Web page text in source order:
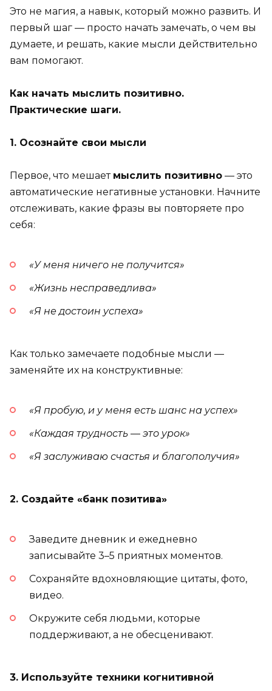
Это не магия, а навык, который можно развить. И
первый шаг — просто начать замечать, о чем вы
думаете, и решать, какие мысли действительно
вам помогают.
Как начать мыслить позитивно.
Практические шаги.
1. Осознайте свои мысли
Первое, что мешает мыслить позитивно — это
автоматические негативные установки. Начните
отслеживать, какие фразы вы повторяете про
себя:
«У меня ничего не получится»
«Жизнь несправедлива»
«Я не достоин успеха»
Как только замечаете подобные мысли —
заменяйте их на конструктивные:
«Я пробую, и у меня есть шанс на успех»
«Каждая трудность — это урок»
«Я заслуживаю счастья и благополучия»
2. Создайте «банк позитива»
Заведите дневник и ежедневно
записывайте 3–5 приятных моментов.
Сохраняйте вдохновляющие цитаты, фото,
видео.
Окружите себя людьми, которые
поддерживают, а не обесценивают.
3. Используйте техники когнитивной